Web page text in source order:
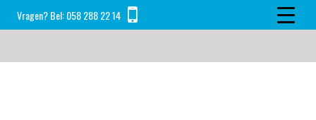
Skip
to
Skip
to
Skip
to
Vragen? Bel:058 288 22 14